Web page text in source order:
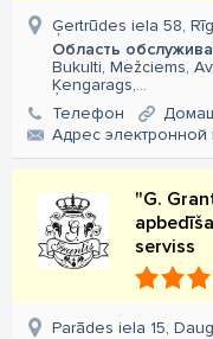
Ģertrūdes iela 58,
Область
Bukulti, Mežciems,
Ķengarags,...
Телефон
Aдрес электронной
"G.
serviss
Parādes iela 15,